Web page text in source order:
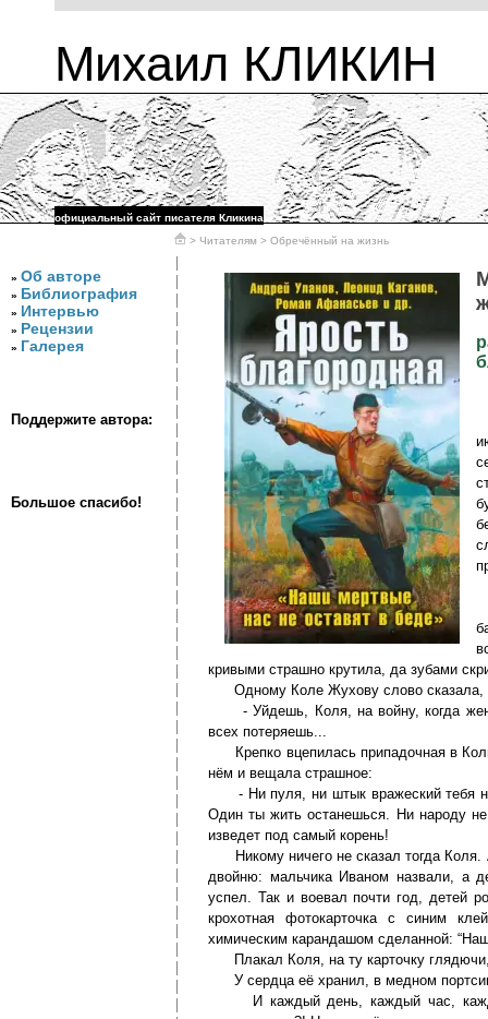
Михаил КЛИКИН
официальный сайт писателя Кликина
> Читателям > Обречённый на жизнь
» Об авторе
» Библиография
» Интервью
» Рецензии
» Галерея
Поддержите автора:
Большое спасибо!
кривыми страшно крутила, да зубами
Одному Коле Жухову слово сказала,
- Уйдешь, Коля, на войну, когда
всех потеряешь...
Крепко вцепилась припадочная в
нём и вещала страшное:
- Ни пуля, ни штык вражеский тебя
Один ты жить останешься. Ни народу
изведет под самый корень!
Никому ничего не сказал тогда Коля.
двойню: мальчика Иваном назвали, а
успел. Так и воевал почти год, детей
крохотная фотокарточка с синим
химическим карандашом сделанной:
Плакал Коля, на ту карточку
У сердца её хранил, в медном
И каждый день, каждый час,